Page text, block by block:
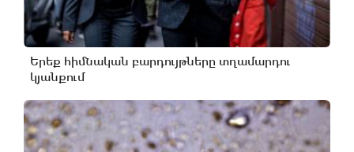
Երեք հիմնական բարդույթները տղամարդու
կյանքում